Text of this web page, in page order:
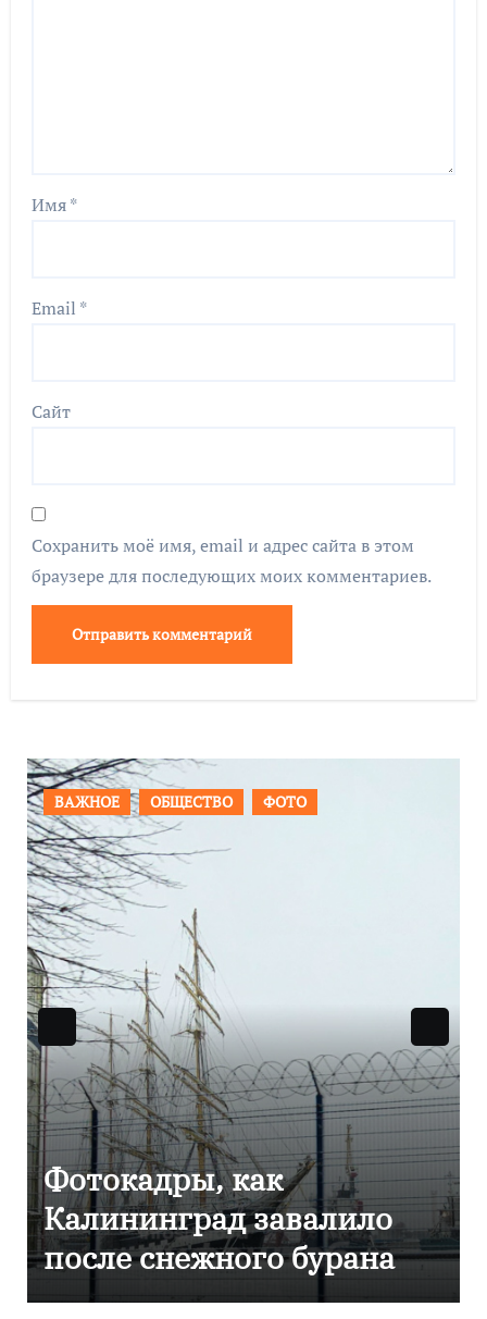
Имя*
Email *
Сайт
Сохранить моё имя, email и адрес сайта в этом
браузере для последующих моих комментариев.
бурана
ПРОИСШЕСТВИЯ
Фоторепортаж
Калининграде
эвакуировали ТЦ
сообщения о